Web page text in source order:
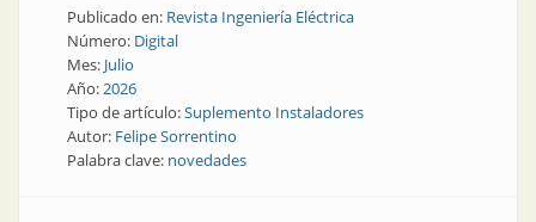
Publicado en: Revista Ingeniería Eléctrica
Número: Digital
Mes: Julio
Año:2026
Tipo de artículo:Suplemento Instaladores
Autor: Felipe Sorrentino
Palabra clave: novedades